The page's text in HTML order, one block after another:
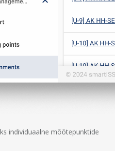
individuaalne mõõtepunktide